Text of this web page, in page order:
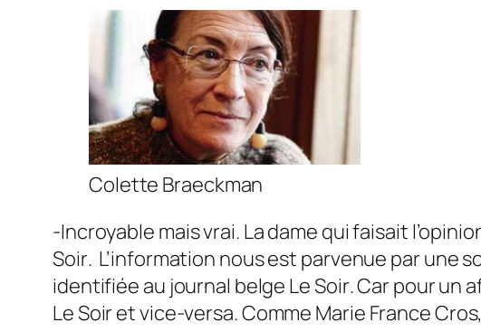
Colette Braeckman
-Incroyable mais vrai. La dame qui faisait
Soir. L’information nous est parvenue par une
identifiée au journal belge Le Soir. Car pour un
Le Soir et vice-versa. Comme Marie France